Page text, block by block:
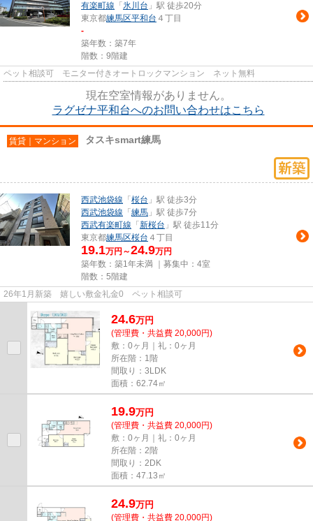
有楽町線 「 氷川台 」駅 徒歩20分
東京都練馬区平和台 ４丁目
-
築年数：築7年
階数：9階建
ペット相談可 モニター付きオートロックマンション ネット無料
現在空室情報がありません。
ラグゼナ平和台へのお問い合わせはこちら
賃貸｜マンション タスキsmart練馬
西武池袋線 「 桜台 」駅 徒歩3分
西武池袋線 「 練馬 」駅 徒歩7分
西武有楽町線 「 新桜台 」駅 徒歩11分
東京都練馬区桜台 ４丁目
19.1万円～24.9万円
築年数：築1年未満 ｜募集中： 4室
階数：5階建
26年1月新築 嬉しい敷金礼金0 ペット相談可
24.6万円
(管理費・共益費 20,000円)
敷：0ヶ月｜礼：0ヶ月
所在階：1階
間取り：3LDK
面積：62.74㎡
19.9万円
(管理費・共益費 20,000円)
敷：0ヶ月｜礼：0ヶ月
所在階：2階
間取り：2DK
面積：47.13㎡
24.9万円
(管理費・共益費 20,000円)